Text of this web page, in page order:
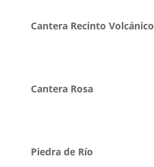
Cantera Recinto Volcánico
Cantera Rosa
Piedra de Río